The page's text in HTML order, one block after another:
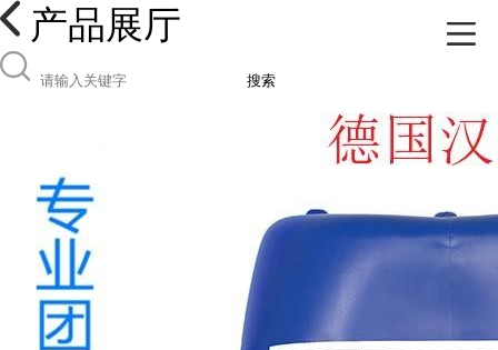
产品展厅
搜索